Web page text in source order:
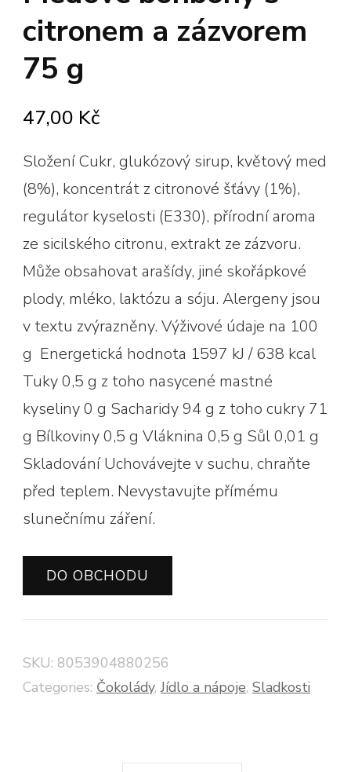
citronem a zázvorem
75 g
47,00 Kč
Složení Cukr, glukózový sirup, květový med
(8%), koncentrát z citronové šťávy (1%),
regulátor kyselosti (E330), přírodní aroma
ze sicilského citronu, extrakt ze zázvoru.
Může obsahovat arašídy, jiné skořápkové
plody, mléko, laktózu a sóju. Alergeny jsou
v textu zvýrazněny. Výživové údaje na 100
g Energetická hodnota 1597 kJ / 638 kcal
Tuky 0,5 g z toho nasycené mastné
kyseliny 0 g Sacharidy 94 g z toho cukry 71
g Bílkoviny 0,5 g Vláknina 0,5 g Sůl 0,01 g
Skladování Uchovávejte v suchu, chraňte
před teplem. Nevystavujte přímému
slunečnímu záření.
DO OBCHODU
SKU: 8053904880256
Categories: Čokolády,Jídlo a nápoje, Sladkosti